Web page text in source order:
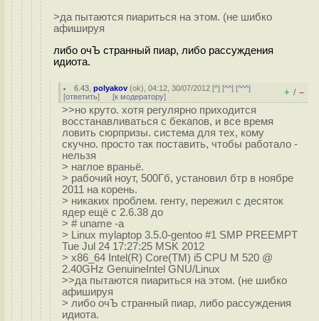
>да пытаются пиариться на этом. (не шибко
афишируя
либо очЪ странный пиар, либо рассуждения
идиота.
6.43 ,polyakov (ok), 04:12, 30/07/2012 [^] [^^] [^^^]
[ответить] [к модератору] + / –
>>но круто. хотя регулярно приходится
восстанавливаться с бекапов, и все время
ловить сюрпризы. система для тех, кому
скучно. просто так поставить, чтобы работало -
нельзя
> наглое враньё.
> рабочий ноут, 500Гб, установил бтр в ноябре
2011 на корень.
> никаких проблем. генту, пережил с десяток
ядер ещё с 2.6.38 до
> # uname -a
> Linux mylaptop 3.5.0-gentoo #1 SMP PREEMPT
Tue Jul 24 17:27:25 MSK 2012
> x86_64 Intel(R) Core(TM) i5 CPU M 520 @
2.40GHz GenuineIntel GNU/Linux
>>да пытаются пиариться на этом. (не шибко
афишируя
> либо очЪ странный пиар, либо рассуждения
идиота.